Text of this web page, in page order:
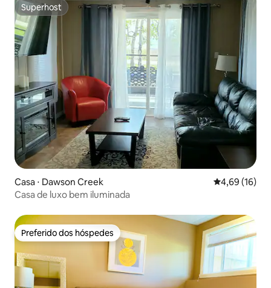
Superhost
Superhost
Casa ⋅ Dawson Creek 4,69 de uma
4,69 (16)
Casa de luxo bem iluminada
Preferido dos hóspedes
Preferido dos hóspedes